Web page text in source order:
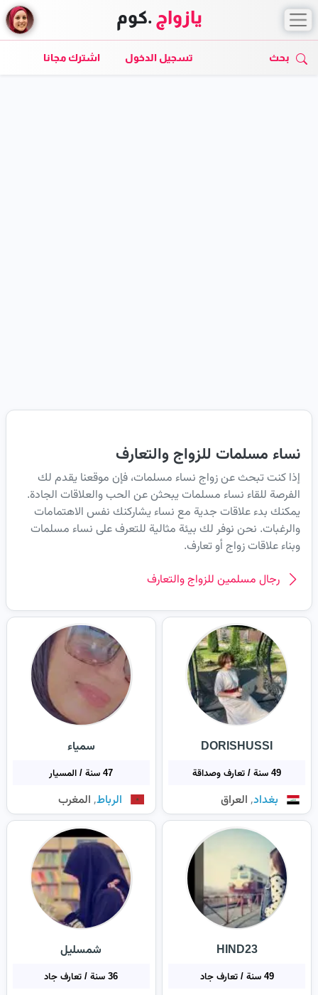
يازواج .كوم
بحث تسجيل الدخول اشترك مجانا
نساء مسلمات للزواج والتعارف
إذا كنت تبحث عن زواج نساء مسلمات، فإن موقعنا يقدم لك
الفرصة للقاء نساء مسلمات يبحثن عن الحب والعلاقات الجادة.
يمكنك بدء علاقات جدية مع نساء يشاركنك نفس الاهتمامات
والرغبات. نحن نوفر لك بيئة مثالية للتعرف على نساء مسلمات
وبناء علاقات زواج أو تعارف.
رجال مسلمين للزواج والتعارف
DORISHUSSI
49 سنة / تعارف وصداقة
بغداد, العراق
سمياء
47 سنة / المسيار
الرباط, المغرب
HIND23
49 سنة / تعارف جاد
شمسليل
36 سنة / تعارف جاد